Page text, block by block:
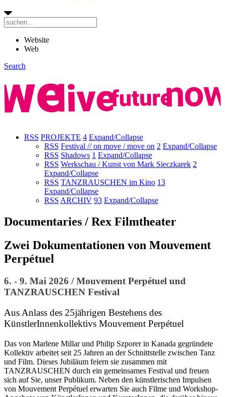
Website
Web
Search
RSS PROJEKTE 4 Expand/Collapse
RSS Festival // on move / move on 2 Expand/Collapse
RSS Shadows 1 Expand/Collapse
RSS Werkschau / Kunst von Mark Sieczkarek 2
Expand/Collapse
RSS TANZRAUSCHEN im Kino 13
Expand/Collapse
RSS ARCHIV 93 Expand/Collapse
Documentaries / Rex Filmtheater
Zwei Dokumentationen von Mouvement
Perpétuel
6. - 9. Mai 2026 / Mouvement Perpétuel und
TANZRAUSCHEN Festival
Aus Anlass des 25jährigen Bestehens des
KünstlerInnenkollektivs Mouvement Perpétuel
Das von Marlene Millar und Philip Szporer in Kanada gegründete
Kollektiv arbeitet seit 25 Jahren an der Schnittstelle zwischen Tanz
und Film. Dieses Jubiläum feiern sie zusammen mit
TANZRAUSCHEN durch ein gemeinsames Festival und freuen
sich auf Sie, unser Publikum. Neben den künstlerischen Impulsen
von Mouvement Perpétuel erwarten Sie auch Filme und Workshop-